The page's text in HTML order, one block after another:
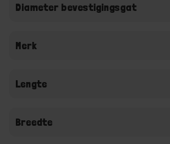
Diameter bevestigingsgat
Merk
Lengte
Breedte